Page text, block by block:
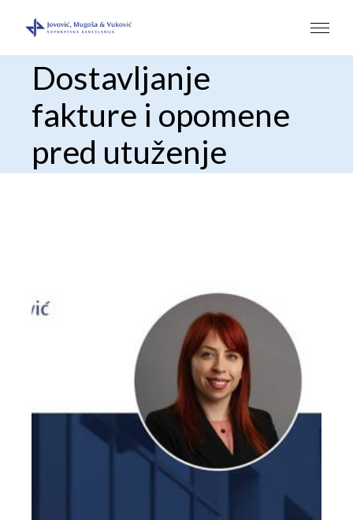
Dostavljanje
fakture i opomene
pred utuženje